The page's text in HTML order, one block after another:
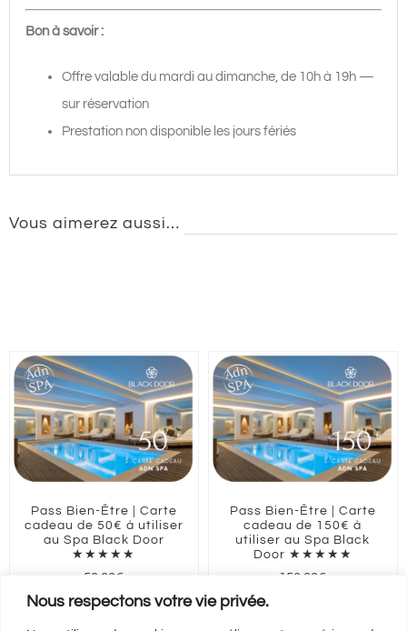
Nous respectons votre vie privée.
Bon à savoir :
Offre valable du mardi au dimanche, de 10h à 19h —
sur réservation
Prestation non disponible les jours fériés
Vous aimerez aussi…
Pass Bien-Être | Carte
cadeau de 50€ à utiliser
au Spa Black Door
★★★★★
50,00 €
ILE-DE-FRANCE Paris
Pass Bien-Être | Carte
cadeau de 150€ à
utiliser au Spa Black
Door ★★★★★
150,00 €
ILE-DE-FRANCE